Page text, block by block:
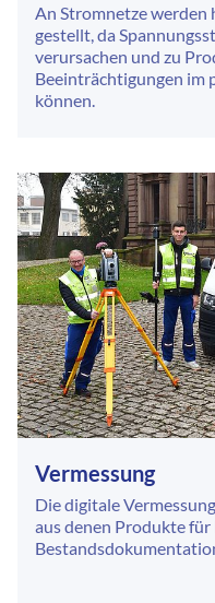
An Stromnetze
gestellt, da
verursachen und zu
Beeinträchtigungen im
können.
Vermessung
Die digitale
aus denen Produkte